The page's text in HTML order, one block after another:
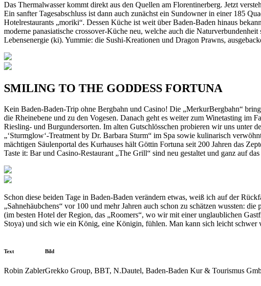
Das Thermalwasser kommt direkt aus den Quellen am Florentinerberg. Jetzt
Ein sanfter Tagesabschluss ist dann auch zunächst ein Sundowner in einer 185
Hotelrestaurants „moriki“. Dessen Küche ist weit über Baden-Baden hinaus
moderne panasiatische crossover-Küche neu, welche auch die
Lebensenergie (ki). Yummie: die Sushi-Kreationen und Dragon Prawns,
SMILING TO THE GODDESS FORTUNA
Kein Baden-Baden-Trip ohne Bergbahn und Casino! Die „MerkurBergbahn“
die Rheinebene und zu den Vogesen. Danach geht es weiter zum Winetasting im
Riesling- und Burgundersorten. Im alten Gutschlösschen probieren wir uns unter
„‘Sturmglow‘-Treatment by Dr. Barbara Sturm“ im Spa sowie kulinarisch
mächtigen Säulenportal des Kurhauses hält Göttin Fortuna seit 200 Jahren das
Taste it: Bar und Casino-Restaurant „The Grill“ sind neu gestaltet und ganz auf
Schon diese beiden Tage in Baden-Baden verändern etwas, weiß ich auf der
„Sahnehäubchens“ vor 100 und mehr Jahren auch schon zu schätzen wussten:
(im besten Hotel der Region, das „Roomers“, wo wir mit einer unglaublichen
Stoya) und sich wie ein König, eine Königin, fühlen. Man kann sich leicht schwer
Text
Robin Zabler
Bild
Grekko Group, BBT, N.Dautel, Baden-Baden Kur & Tourismus